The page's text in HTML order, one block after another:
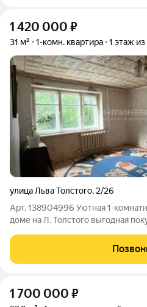
1 420 000 ₽
31 м² 1-комн. квартира 1 этаж из
улица Льва Толстого, 2/26
Арт. 138904996 Уютная 1-
доме на Л. Толстого выгодная покупка для жизни и инвестиций
квартира площадью 31 м на
кирпичного дома. Квартира с
1 700 000 ₽